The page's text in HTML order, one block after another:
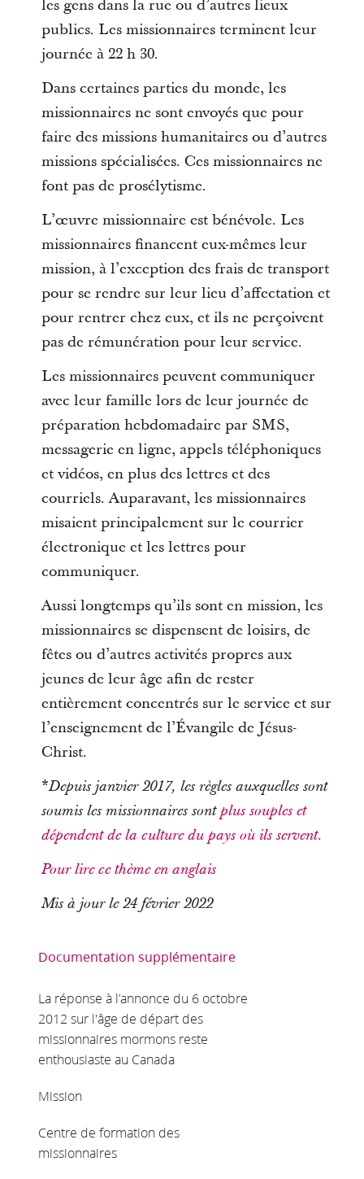
les gens dans la rue ou d’autres lieux
publics. Les missionnaires terminent leur
journée à 22 h 30.
Dans certaines parties du monde, les
missionnaires ne sont envoyés que pour
faire des missions humanitaires ou d’autres
missions spécialisées. Ces missionnaires ne
font pas de prosélytisme.
L’œuvre missionnaire est bénévole. Les
missionnaires financent eux-mêmes leur
mission, à l’exception des frais de transport
pour se rendre sur leur lieu d’affectation et
pour rentrer chez eux, et ils ne perçoivent
pas de rémunération pour leur service.
Les missionnaires peuvent communiquer
avec leur famille lors de leur journée de
préparation hebdomadaire par SMS,
messagerie en ligne, appels téléphoniques
et vidéos, en plus des lettres et des
courriels. Auparavant, les missionnaires
misaient principalement sur le courrier
électronique et les lettres pour
communiquer.
Aussi longtemps qu’ils sont en mission, les
missionnaires se dispensent de loisirs, de
fêtes ou d’autres activités propres aux
jeunes de leur âge afin de rester
entièrement concentrés sur le service et sur
l’enseignement de l’Évangile de Jésus-
Christ.
*Depuis janvier 2017, les règles auxquelles sont
soumis les missionnaires sontplus souples et
dépendent de la culture du pays où ils servent.
Pour lire ce thème en anglais
Mis à jour le 24 février 2022
Documentation supplémentaire
La réponse à l’annonce du 6 octobre
2012 sur l'âge de départ des
missionnaires mormons reste
enthousiaste au Canada
Mission
Centre de formation des
missionnaires